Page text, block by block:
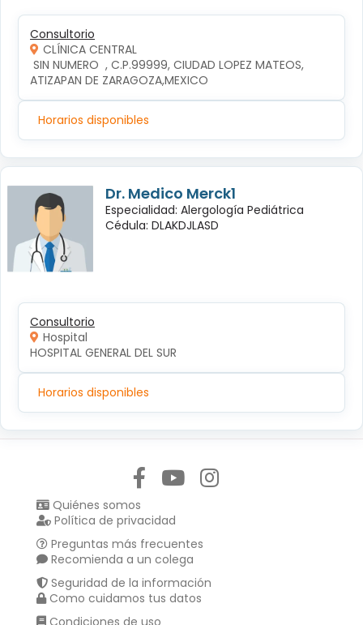
Consultorio
CLÍNICA CENTRAL
ATIZAPAN DE ZARAGOZA,MEXICO
Horarios disponibles
Dr. Medico Merck1
Especialidad: Alergología Pediátrica
Cédula: DLAKDJLASD
Consultorio
Hospital
HOSPITAL GENERAL DEL SUR
Horarios disponibles
Quiénes somos
Política de privacidad
Preguntas más frecuentes
Recomienda a un colega
Seguridad de la información
Como cuidamos tus datos
Condiciones de uso